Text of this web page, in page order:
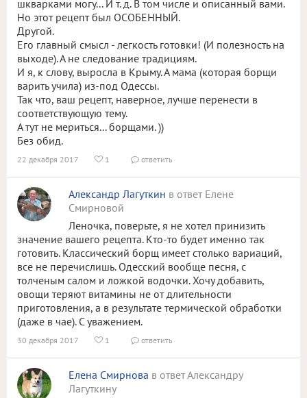
шкварками могу... И т. д. В том числе и описанный вами.
Но этот рецепт был ОСОБЕННЫЙ.
Другой.
Его главный смысл - легкость готовки! (И полезность на
выходе). А не следование традициям.
И я, к слову, выросла в Крыму. А мама (которая борщи
варить учила) из-под Одессы.
Так что, ваш рецепт, наверное, лучше перенести в
соответствующую тему.
А тут не мериться... борщами. ))
Без обид.
22 декабря 2017  1  ответить
Александр Лагуткин в ответ Елене
Смирновой
Леночка, поверьте, я не хотел принизить
значение вашего рецепта. Кто-то будет именно так
готовить. Классический борщ имеет столько вариаций,
все не перечислишь. Одесский вообще песня, с
толченым салом и ложкой водочки. Хочу добавить,
овощи теряют витамины не от длительности
приготовления, а в результате термической обработки
(даже в чае). С уважением.
30 декабря 2017  1  ответить
Елена Смирнова в ответ Александру
Лагуткину